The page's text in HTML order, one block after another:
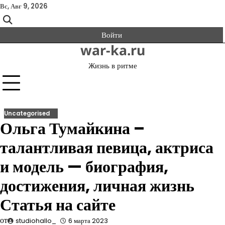
Перейти
к
содержимому
Вс, Авг 9, 2026
Войти
war-ka.ru
Жизнь в ритме
Uncategorised
Ольга Тумайкина –
талантливая певица, актриса
и модель — биография,
достижения, личная жизнь
Статья на сайте
от studiohallo_ 6 марта 2023